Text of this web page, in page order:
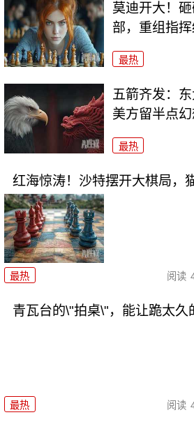
莫迪开大！
部，重组指
最热
五箭齐发：
美方留半点幻
最热
红海惊涛！沙特摆开大棋局，
最热 阅读
青瓦台的\"拍桌\"，能让跪太久
最热 阅读